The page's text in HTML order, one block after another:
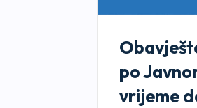
po
vrijeme